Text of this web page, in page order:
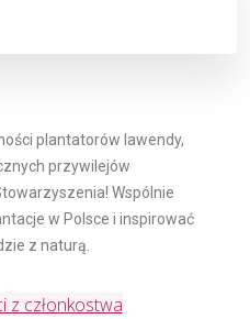
plantatorów lawendy,
przywilejów
Wspólnie
w Polsce i inspirować
z naturą.
z członkostwa